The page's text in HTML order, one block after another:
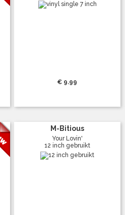
€ 9.99
M-Bitious
Your Lovin'
12 inch gebruikt